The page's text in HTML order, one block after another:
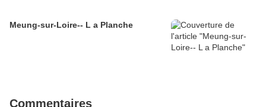
Meung-sur-Loire-- L a Planche
Commentaires